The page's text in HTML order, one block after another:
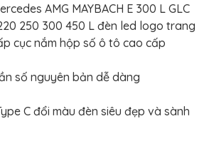
AMG MAYBACH E 300 L GLC
250 300 450 L đèn led logo trang
cục nắm hộp số ô tô cao cấp
số nguyên bản dễ dàng
C đổi màu đèn siêu đẹp và sành